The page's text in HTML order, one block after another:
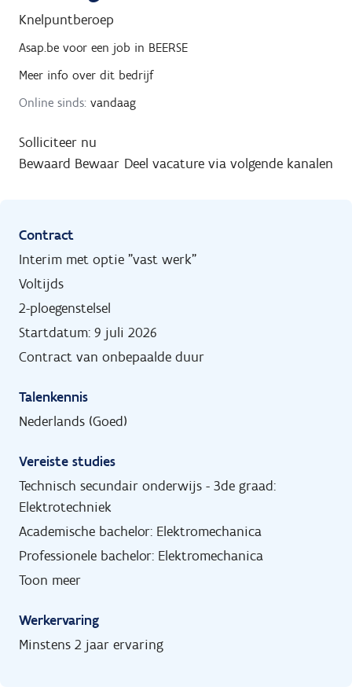
Knelpuntberoep
Asap.be voor een job in BEERSE
Meer info over dit bedrijf
Online sinds: vandaag
Solliciteer nu
Bewaard Bewaar Deel vacature via volgende kanalen
Contract
Interim met optie "vast werk"
Voltijds
2-ploegenstelsel
Startdatum: 9 juli 2026
Contract van onbepaalde duur
Talenkennis
Nederlands (Goed)
Vereiste studies
Technisch secundair onderwijs - 3de graad:
Elektrotechniek
Academische bachelor: Elektromechanica
Professionele bachelor: Elektromechanica
Toon meer
Werkervaring
Minstens 2 jaar ervaring